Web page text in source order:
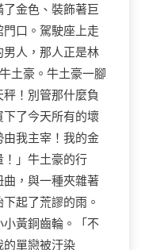
金色、裝飾著巨
口。駕駛座上走
人，那人正是林
土豪。牛土豪一腳
！別管那什麼負
了今天所有的壞
我主宰！我的金
！」牛土豪的行
，與一種夾雜著
起了荒謬的雨。
黃銅齒輪。「不
的單戀被汙染